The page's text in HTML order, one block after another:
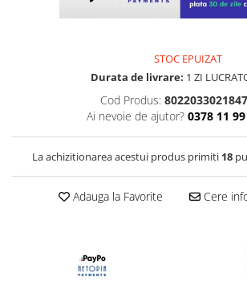
STOC EPUIZAT
Durata de livrare: 1 ZI
Cod Produs: 8022033021847
Ai nevoie de ajutor? 0378 11
La achizitionarea acestui produs primiti 18
Adauga la Favorite Cere